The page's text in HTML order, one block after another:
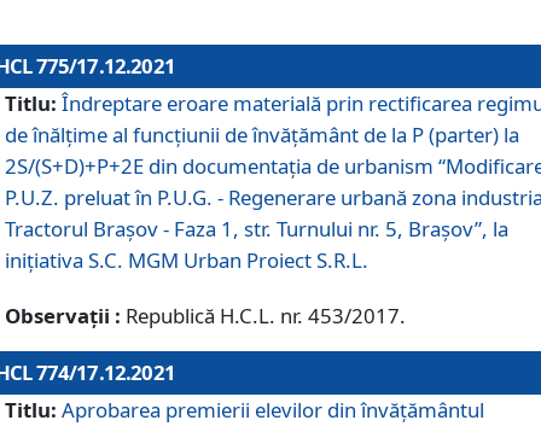
775/17.12.2021
Titlu: Îndreptare eroare materială prin rectificarea
de înălţime al funcţiunii de învăţământ de la P (parter) la
2S/(S+D)+P+2E din documentaţia de urbanism
P.U.Z. preluat în P.U.G. - Regenerare urbană zona
Tractorul Braşov - Faza 1, str. Turnului nr. 5, Braşov”, la
iniţiativa S.C. MGM Urban Proiect S.R.L.
Observații : Republică H.C.L. nr. 453/2017.
774/17.12.2021
Titlu: Aprobarea premierii elevilor din învățământul